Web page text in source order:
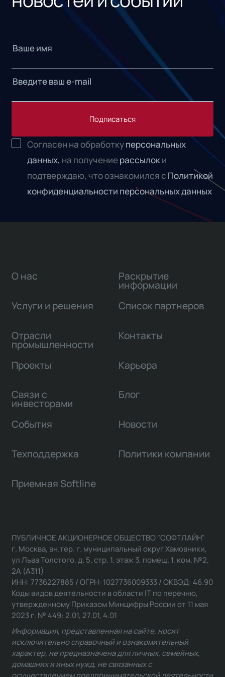
Подписаться
Согласен на обработкуперсональных
данных, на получениерассылоки
подтверждаю, что ознакомился с Политикой
конфиденциальности персональных данных
О нас
Услуги и решения
Отрасли
промышленности
Проекты
Связи с
инвесторами
Раскрытие
информации
Список партнеров
Контакты
Карьера
Блог
События Новости
Техподдержка Политики компании
Приемная Softline
ПУБЛИЧНОЕ АКЦИОНЕРНОЕ ОБЩЕСТВО "СОФТЛАЙН"
г. Москва, вн.тер. г. муниципальный округ Хамовники,
ул Льва Толстого, д. 5, стр. 1, этаж 3, помещ. 1, ком. №2,
2А (А311)
ИНН: 7736227885 / ОГРН: 1027736009333 / ОКВЭД: 46.90
Коды видов деятельности в области IT по перечню,
утвержденному Приказом Минцифры России от 11 мая
2023 г. № 449: 2.01, 27.01, 4.01
Информация, представленная на сайте, носит
исключительно справочный и ознакомительный
характер, не предназначена для личных, семейных,
домашних и иных нужд, не связанных с